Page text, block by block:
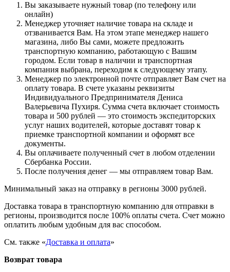
Вы заказываете нужный товар (по телефону или
онлайн)
Менеджер уточняет наличие товара на складе и
отзванивается Вам. На этом этапе менеджер нашего
магазина, либо Вы сами, можете предложить
транспортную компанию, работающую с Вашим
городом. Если товар в наличии и транспортная
компания выбрана, переходим к следующему этапу.
Менеджер по электронной почте отправляет Вам счет на
оплату товара. В счете указаны реквизиты
Индивидуального Предпринимателя Дениса
Валерьевича Пухиря. Сумма счета включает стоимость
товара и 500 рублей — это стоимость экспедиторских
услуг наших водителей, которые доставят товар к
приемке транспортной компании и оформят все
документы.
Вы оплачиваете полученный счет в любом отделении
Сбербанка России.
После получения денег — мы отправляем товар Вам.
Минимальный заказ на отправку в регионы 3000 рублей.
Доставка товара в транспортную компанию для отправки в
регионы, производится после 100% оплаты счета. Счет можно
оплатить любым удобным для вас способом.
См. также «Доставка и оплата»
Возврат товара